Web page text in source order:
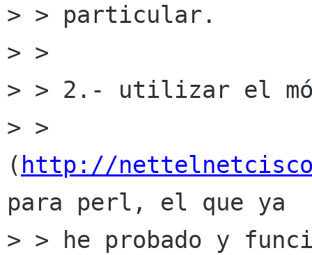
> > particular.
> >
> > 2.- utilizar el
> >
( http://
para perl, el que ya
> > he probado y